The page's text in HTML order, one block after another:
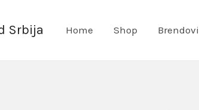
Srbija Home Shop Brendovi